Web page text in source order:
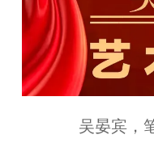
吴晏宾，笔